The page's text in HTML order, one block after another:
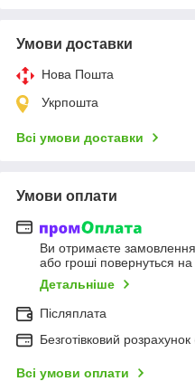
Умови доставки
Нова Пошта
Укрпошта
Всі умови доставки
Умови оплати
Ви отримаєте замовлення
або гроші повернуться
Детальніше
Післяплата
Безготівковий
Всі умови оплати